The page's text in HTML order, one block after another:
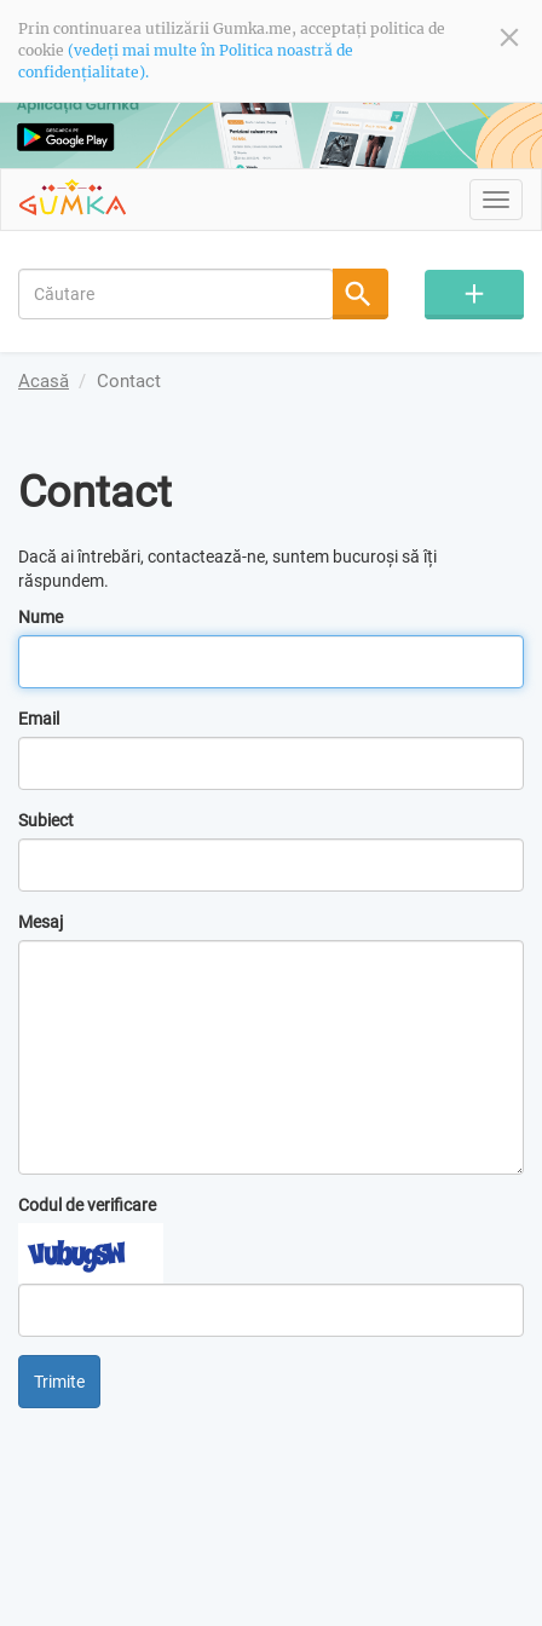
Prin continuarea utilizării Gumka.me, acceptați politica de
cookie (vedeți mai multe în Politica noastră de
confidențialitate).
Acasă Contact
Contact
Dacă ai întrebări, contactează-ne, suntem bucuroși să îți
răspundem.
Nume
Email
Subiect
Mesaj
Codul de verificare
Trimite